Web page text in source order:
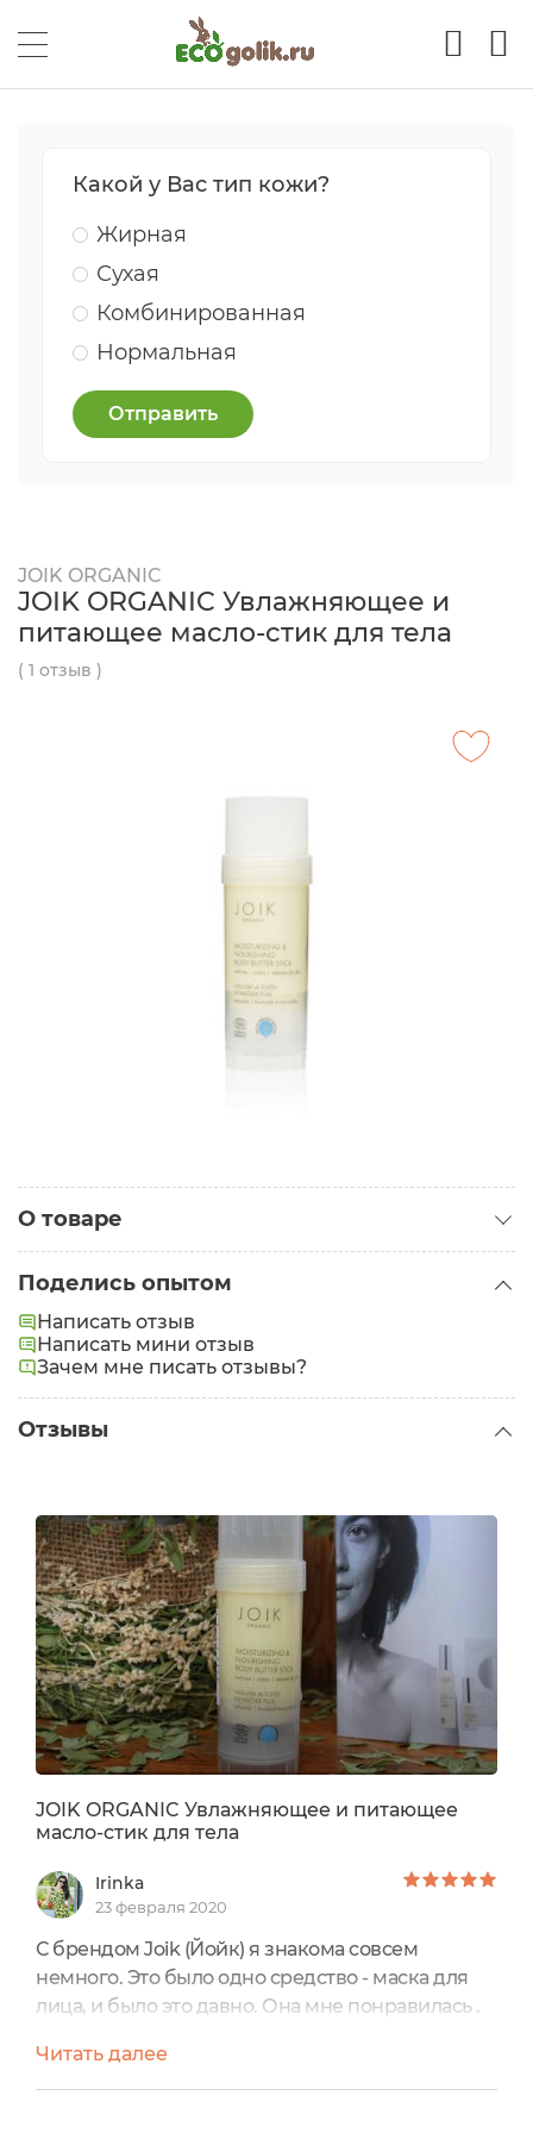
Какой у Вас тип кожи?
Жирная
Сухая
Комбинированная
Нормальная
Отправить
JOIK ORGANIC
JOIK ORGANIC Увлажняющее и
питающее масло-стик для тела
( 1 отзыв )
О товаре
Увлажняет. Сохраняет эластичность кожи.
Успокаивает
Поделись опытом
Написать отзыв
Написать мини отзыв
Зачем мне писать отзывы?
Отзывы
JOIK ORGANIC Увлажняющее и питающее
масло-стик для тела
Irinka
23 февраля 2020
С брендом Joik (Йойк) я знакома совсем
немного. Это было одно средство - маска для
лица, и было это давно. Она мне понравилась .
продукцию для тестирования через сервис
"Приглашения брендов" на Экоголик.ру, я не
Читать далее